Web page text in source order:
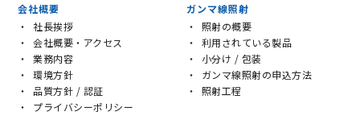
会社概要
社長挨拶
会社概要・アクセス
業務内容
環境方針
品質方針 / 認証
プライバシーポリシー
ガンマ線照射
照射の概要
利用されている製品
小分け / 包装
ガンマ線照射の申込方法
照射工程